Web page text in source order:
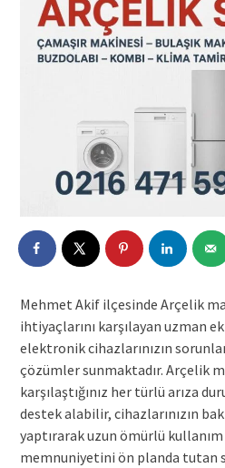
Mehmet Akif ilçesinde Arçelik
ihtiyaçlarını karşılayan uzman
elektronik cihazlarınızın
çözümler sunmaktadır. Arçelik
karşılaştığınız her türlü arıza
destek alabilir, cihazlarınızın
yaptırarak uzun ömürlü
memnuniyetini ön planda tutan